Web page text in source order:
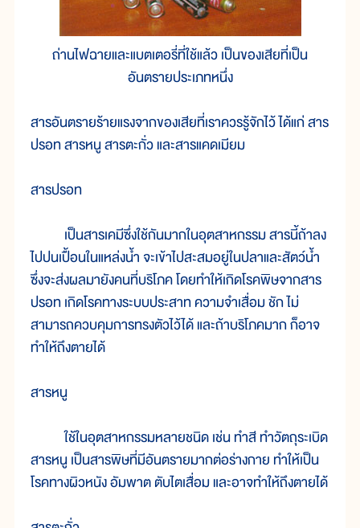
ถ่านไฟฉายและแบตเตอรี่ที่ใช้แล้ว เป็นของเสียที่เป็น
อันตรายประเภทหนึ่ง
สารอันตรายร้ายแรงจากของเสียที่เราควรรู้จักไว้ ได้แก่ สาร
ปรอท สารหนู สารตะกั่ว และสารแคดเมียม
สารปรอท
เป็นสารเคมีซึ่งใช้กันมากในอุตสาหกรรม สารนี้ถ้าลง
ไปปนเปื้อนในแหล่งน้ำ จะเข้าไปสะสมอยู่ในปลาและสัตว์น้ำ
ซึ่งจะส่งผลมายังคนที่บริโภค โดยทำให้เกิดโรคพิษจากสาร
ปรอท เกิดโรคทางระบบประสาท ความจำเสื่อม ชัก ไม่
สามารถควบคุมการทรงตัวไว้ได้ และถ้าบริโภคมาก ก็อาจ
ทำให้ถึงตายได้
สารหนู
ใช้ในอุตสาหกรรมหลายชนิด เช่น ทำสี ทำวัตถุระเบิด
สารหนู เป็นสารพิษที่มีอันตรายมากต่อร่างกาย ทำให้เป็น
โรคทางผิวหนัง อัมพาต ตับไตเสื่อม และอาจทำให้ถึงตายได้